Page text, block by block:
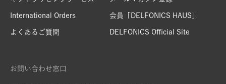
International Orders
よくあるご質問
会員「DELFONICS HAUS」
DELFONICS Official Site
お問い合わせ窓口